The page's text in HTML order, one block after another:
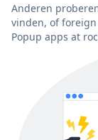
Anderen
vinden, of
Popup apps at